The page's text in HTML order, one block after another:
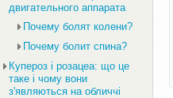
двигательного аппарата
Почему болят колени?
Почему болит спина?
Купероз і розацеа: що це
таке і чому вони
з'являються на обличчі